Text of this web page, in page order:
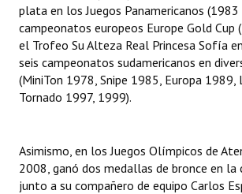
Registros y Distinciones
Datos Históricos
Premio al Mérito - Registro
Mujeres que Dejaron Huellas - Registro
Periodistas Decanos - Registro
plata en los Juegos Panamericanos (1983
campeonatos europeos Europe Gold Cup
el Trofeo Su Alteza Real Princesa Sofía
seis campeonatos sudamericanos en
(MiniTon 1978, Snipe 1985, Europa 1989,
Tornado 1997, 1999).
Asimismo, en los Juegos Olímpicos de
2008, ganó dos medallas de bronce en la
junto a su compañero de equipo Carlos